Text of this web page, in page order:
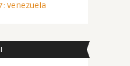
Venezuela